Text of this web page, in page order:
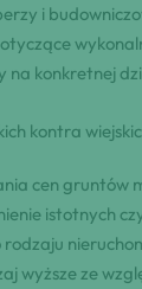
i
na konkretnej
kontra
cen gruntów
istotnych
wyższe ze